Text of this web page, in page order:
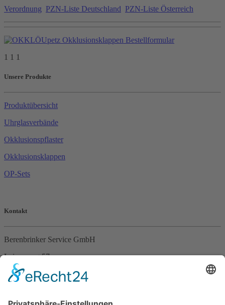
Verordnung PZN-Liste Deutschland PZN-Liste Österreich
1 1 1
Unsere Produkte
Produktübersicht
Uhrglasverbände
Okklusionspflaster
Okklusionsklappen
OP-Sets
Kontakt
Berenbrinker Service GmbH
Leinenweg 57
33415 Verl